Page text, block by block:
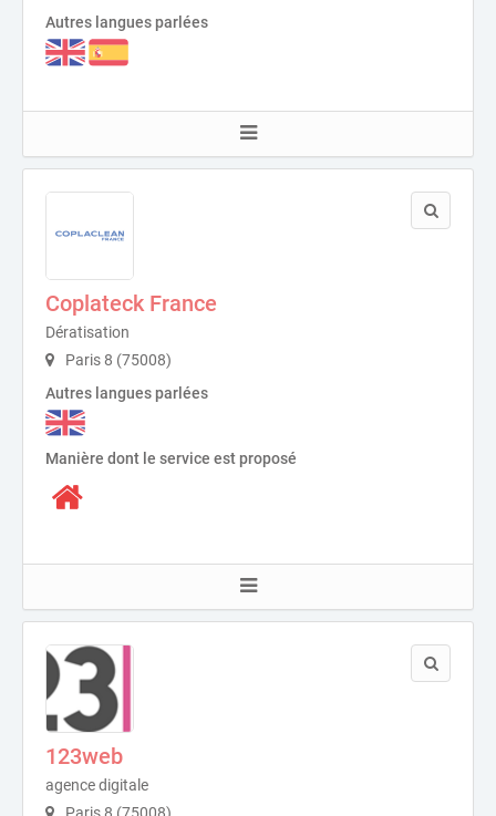
Autres langues parlées
Coplateck France
Dératisation
Paris 8 (75008)
Autres langues parlées
Manière dont le service est proposé
123web
agence digitale